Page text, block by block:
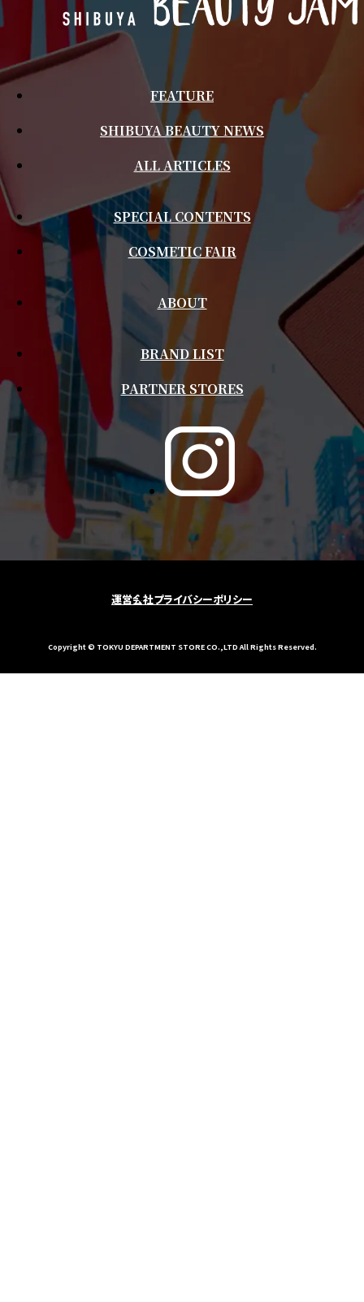
FEATURE
SHIBUYA BEAUTY NEWS
ALL ARTICLES
SPECIAL CONTENTS
COSMETIC FAIR
ABOUT
BRAND LIST
PARTNER STORES
運営会社プライバシーポリシー
Copyright © TOKYU DEPARTMENT STORE CO.,LTD All Rights Reserved.